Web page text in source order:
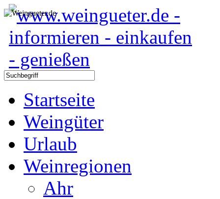
Startseite
Weingüter
Urlaub
Weinregionen
Ahr